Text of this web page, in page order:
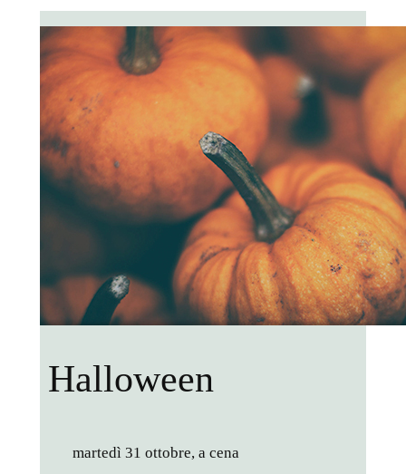
Halloween
martedì 31 ottobre, a cena